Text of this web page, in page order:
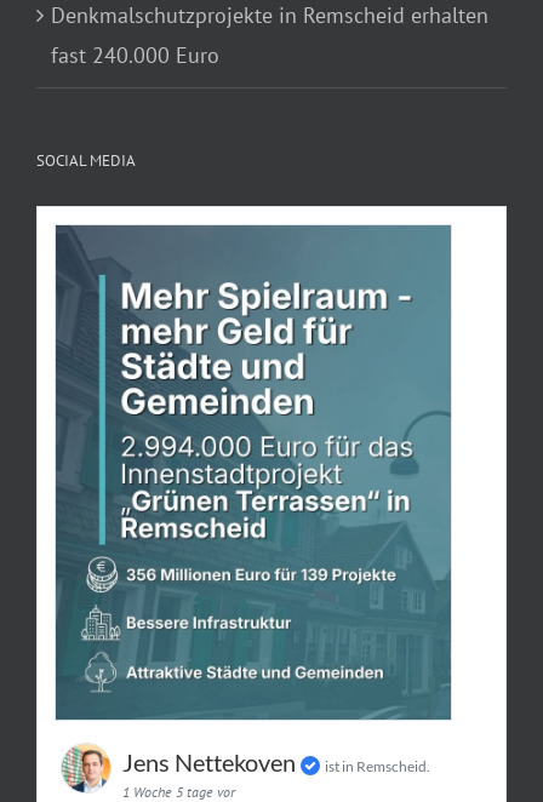
Denkmalschutzprojekte in Remscheid erhalten
fast 240.000 Euro
SOCIAL MEDIA
Jens Nettekoven
ist in Remscheid.
1 Woche 5 tage vor